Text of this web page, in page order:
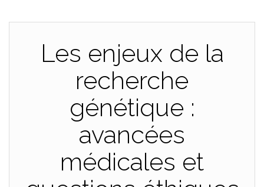
Les enjeux de la
recherche
génétique :
avancées
médicales et